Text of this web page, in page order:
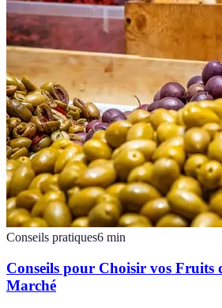
Conseils pratiques6 min
Conseils pour Choisir vos Fruits
Marché